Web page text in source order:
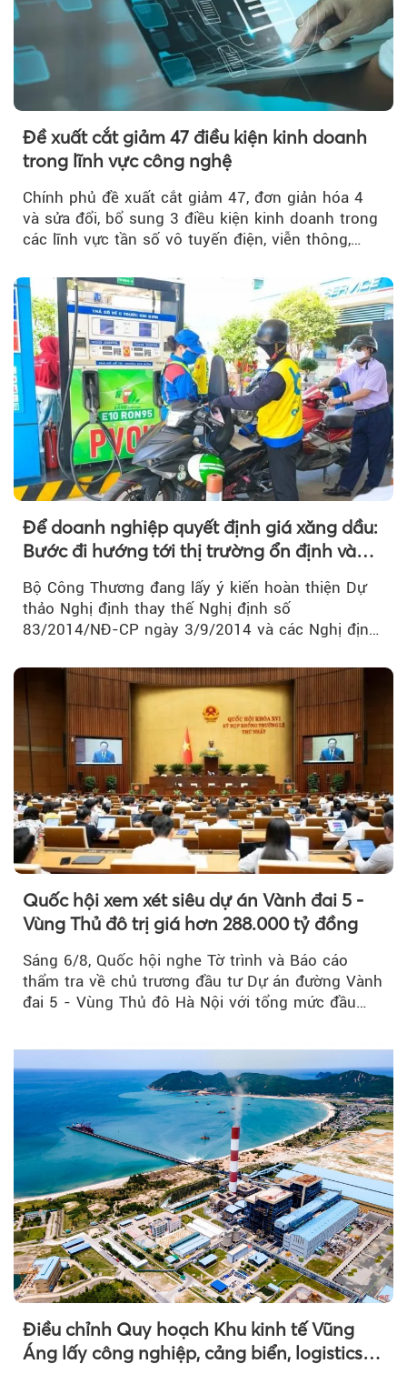
Đề xuất cắt giảm 47 điều kiện kinh doanh
trong lĩnh vực công nghệ
Chính phủ đề xuất cắt giảm 47, đơn giản hóa 4
và sửa đổi, bổ sung 3 điều kiện kinh doanh trong
các lĩnh vực tần số vô tuyến điện, viễn thông,
thời đẩy mạnh phân quyền, đơn giản hóa thủ tục
hành chính.
Để doanh nghiệp quyết định giá xăng dầu:
Bước đi hướng tới thị trường ổn định và
Bộ Công Thương đang lấy ý kiến hoàn thiện Dự
thảo Nghị định thay thế Nghị định số
83/2014/NĐ-CP ngày 3/9/2014 và các Nghị định
Quốc hội xem xét siêu dự án Vành đai 5 -
Vùng Thủ đô trị giá hơn 288.000 tỷ đồng
Sáng 6/8, Quốc hội nghe Tờ trình và Báo cáo
thẩm tra về chủ trương đầu tư Dự án đường Vành
đai 5 - Vùng Thủ đô Hà Nội với tổng mức đầu
Điều chỉnh Quy hoạch Khu kinh tế Vũng
Áng lấy công nghiệp, cảng biển, logistics